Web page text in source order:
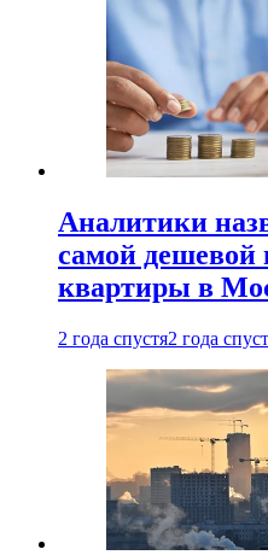
Аналитики
самой дешевой
квартиры в
2 года спустя2 года